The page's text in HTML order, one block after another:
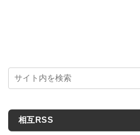
相互RSS